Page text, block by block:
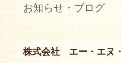
お知らせ・ブログ
株式会社 エー・エヌ